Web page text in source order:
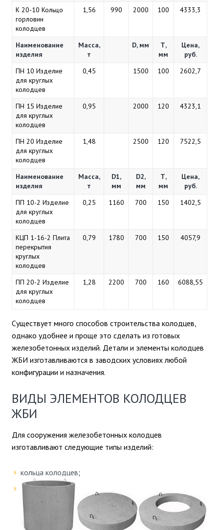
К 20-10 Кольцо
горловин
колодцев
1,56 990 2000 100 4333,3
Наименование
изделия
Масса,
т
D, мм
Т,
мм
Цена,
руб.
ПН 10 Изделие
для круглых
колодцев
0,45 1500 100 2602,7
ПН 15 Изделие
для круглых
колодцев
0,95 2000 120 4323,1
ПН 20 Изделие
для круглых
колодцев
1,48 2500 120 7522,5
Наименование
изделия
Масса,
т
D1,
мм
D2,
мм
Т,
мм
Цена,
руб.
ПП 10-2 Изделие
для круглых
колодцев
0,25 1160 700 150 1402,5
КЦП 1-16-2 Плита
перекрытия
круглых
колодцев
0,79 1780 700 150 4057,9
ПП 20-2 Изделие
для круглых
колодцев
1,28 2200 700 160 6088,55
Существует много способов строительства колодцев,
однако удобнее и проще это сделать из готовых
железобетонных изделий. Детали и элементы колодцев
ЖБИ изготавливаются в заводских условиях любой
конфигурации и назначения.
ВИДЫ ЭЛЕМЕНТОВ КОЛОДЦЕВ
ЖБИ
Для сооружения железобетонных колодцев
изготавливают следующие типы изделий:
кольца колодцев;